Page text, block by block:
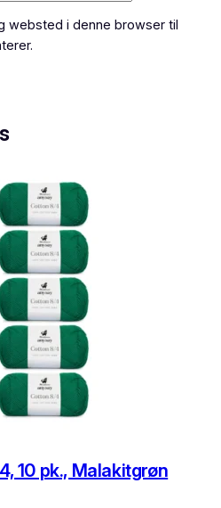
websted i denne browser til
10 pk., Malakitgrøn